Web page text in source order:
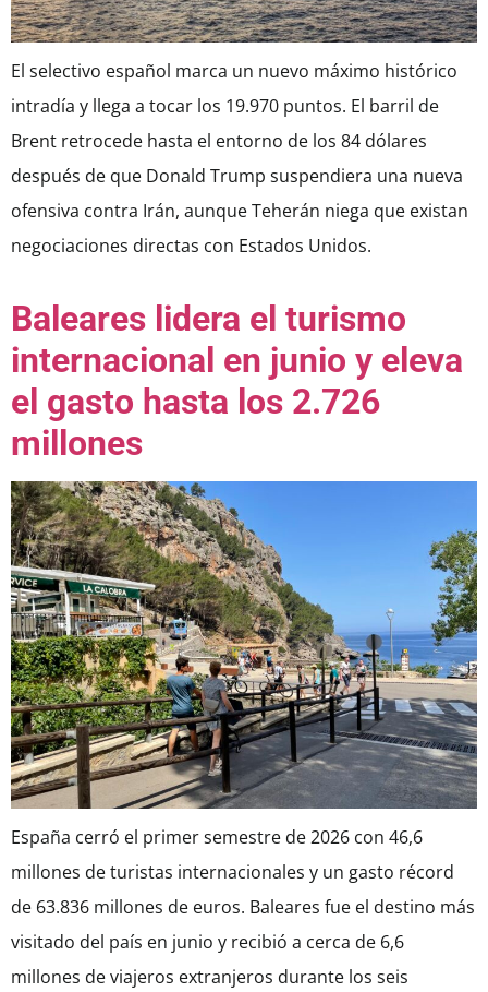
El selectivo español marca un nuevo máximo histórico
intradía y llega a tocar los 19.970 puntos. El barril de
Brent retrocede hasta el entorno de los 84 dólares
después de que Donald Trump suspendiera una nueva
ofensiva contra Irán, aunque Teherán niega que existan
negociaciones directas con Estados Unidos.
Baleares lidera el turismo
internacional en junio y eleva
el gasto hasta los 2.726
millones
España cerró el primer semestre de 2026 con 46,6
millones de turistas internacionales y un gasto récord
de 63.836 millones de euros. Baleares fue el destino más
visitado del país en junio y recibió a cerca de 6,6
millones de viajeros extranjeros durante los seis